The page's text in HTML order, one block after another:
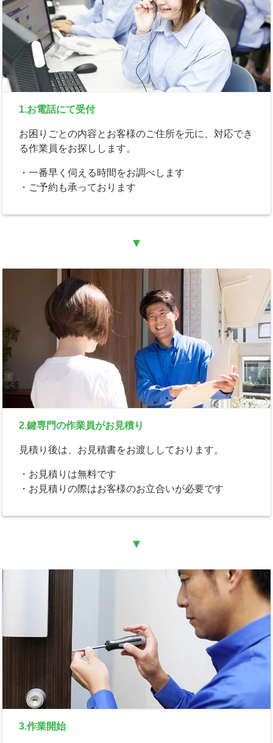
1.お電話にて受付
お困りごとの内容とお客様のご住所を元に、対応でき
る作業員をお探しします。
・一番早く伺える時間をお調べします
・ご予約も承っております
▼
2.鍵専門の作業員がお見積り
見積り後は、お見積書をお渡ししております。
・お見積りは無料です
・お見積りの際はお客様のお立合いが必要です
▼
3.作業開始